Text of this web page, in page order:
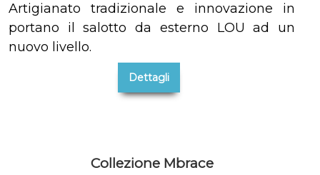
Artigianato tradizionale e innovazione in
portano il salotto da esterno LOU ad un
nuovo livello.
Dettagli
Collezione Mbrace